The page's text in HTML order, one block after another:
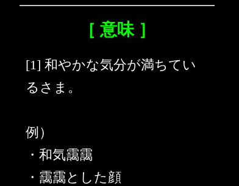
［ 意味 ］
[1] 和やかな気分が満ちてい
るさま。
例）
・和気靄靄
・靄靄とした顔